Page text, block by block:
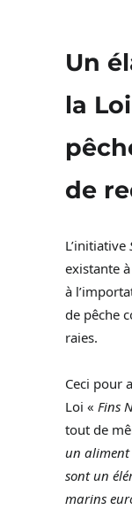
Un
la
de
L’initiative
existante
à
de pêche
raies.
Ceci pour
Loi « Fins
tout de
un aliment
sont un
marins